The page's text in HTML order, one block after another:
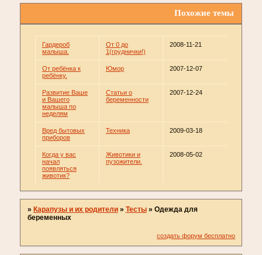
Похожие темы
Гардероб
малыша.
От 0 до
1(груднички!)
2008-11-21
От ребёнка к
ребёнку.
Юмор 2007-12-07
Развитие Ваше
и Вашего
малыша по
неделям
Статьи о
беременности
2007-12-24
Вред бытовых
приборов
Техника 2009-03-18
Когда у вас
начал
появляться
животик?
Животики и
пузожители.
2008-05-02
» Карапузы и их родители » Тесты » Одежда для
беременных
создать форум бесплатно